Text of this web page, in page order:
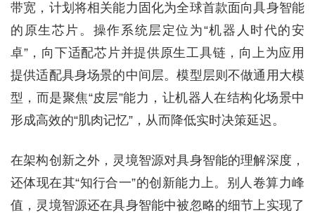
带宽，计划将相关能力固化为全球首款面向具身智能
的原生芯片。操作系统层定位为“机器人时代的安
卓”，向下适配芯片并提供原生工具链，向上为应用
提供适配具身场景的中间层。模型层则不做通用大模
型，而是聚焦“皮层”能力，让机器人在结构化场景中
形成高效的“肌肉记忆”，从而降低实时决策延迟。
在架构创新之外，灵境智源对具身智能的理解深度，
还体现在其“知行合一”的创新能力上。别人卷算力峰
值，灵境智源还在具身智能中被忽略的细节上实现了